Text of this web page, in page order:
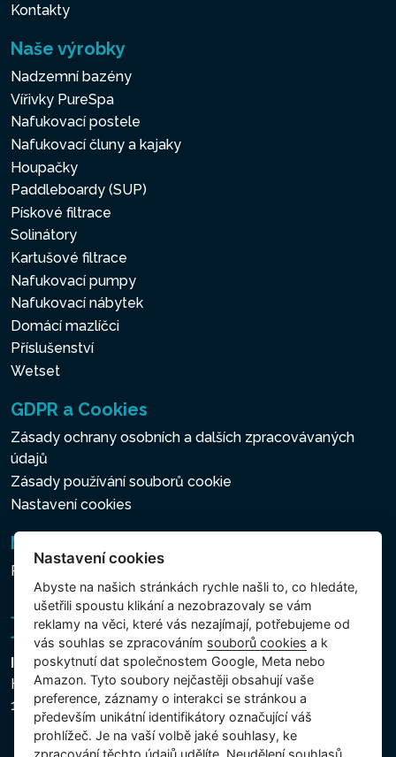
Kontakty
Naše výrobky
Nadzemní bazény
Vířivky PureSpa
Nafukovací postele
Nafukovací čluny a kajaky
Houpačky
Paddleboardy (SUP)
Pískové filtrace
Solinátory
Kartušové filtrace
Nafukovací pumpy
Nafukovací nábytek
Domácí mazlíčci
Příslušenství
Wetset
GDPR a Cookies
Zásady ochrany osobních a dalších zpracovávaných
údajů
Zásady používání souborů cookie
Nastavení cookies
Newsletter
Přihlášení k odběru novinek
Intex Trading, s.r.o.
Hradecká 2526/3
130 00 Praha 3 - Česká republika
Nastavení cookies
Abyste na našich stránkách rychle našli to, co hledáte,
ušetřili spoustu klikání a nezobrazovaly se vám
reklamy na věci, které vás nezajímají, potřebujeme od
vás souhlas se zpracováním souborů cookies a k
poskytnutí dat společnostem Google, Meta nebo
Amazon. Tyto soubory nejčastěji obsahují vaše
preference, záznamy o interakci se stránkou a
především unikátní identifikátory označující váš
prohlížeč. Je na vaší volbě jaké souhlasy, ke
zpracování těchto údajů udělíte. Neudělení souhlasů